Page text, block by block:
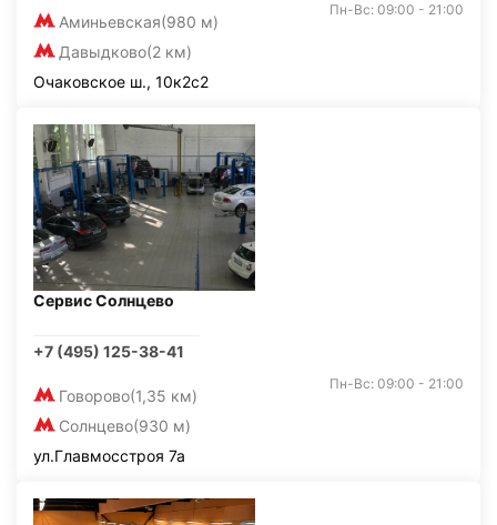
Аминьевская(980 м)
Давыдково(2 км)
Пн-Вс: 09:00 - 21:00
Очаковское ш., 10к2с2
Сервис Солнцево
+7 (495) 125-38-41
Говорово(1,35 км)
Солнцево(930 м)
Пн-Вс: 09:00 - 21:00
ул.Главмосстроя 7а